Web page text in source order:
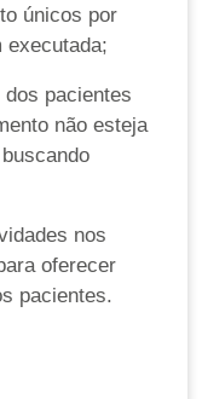
únicos por
executada;
pacientes
não esteja
nos
oferecer
pacientes.